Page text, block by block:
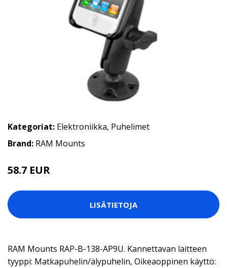
Kategoriat: Elektroniikka, Puhelimet
Brand: RAM Mounts
58.7 EUR
LISÄTIETOJA
RAM Mounts RAP-B-138-AP9U. Kannettavan laitteen
tyyppi: Matkapuhelin/älypuhelin, Oikeaoppinen käyttö: